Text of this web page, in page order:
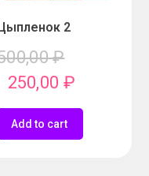
2
₽
250,00 ₽
Add to cart